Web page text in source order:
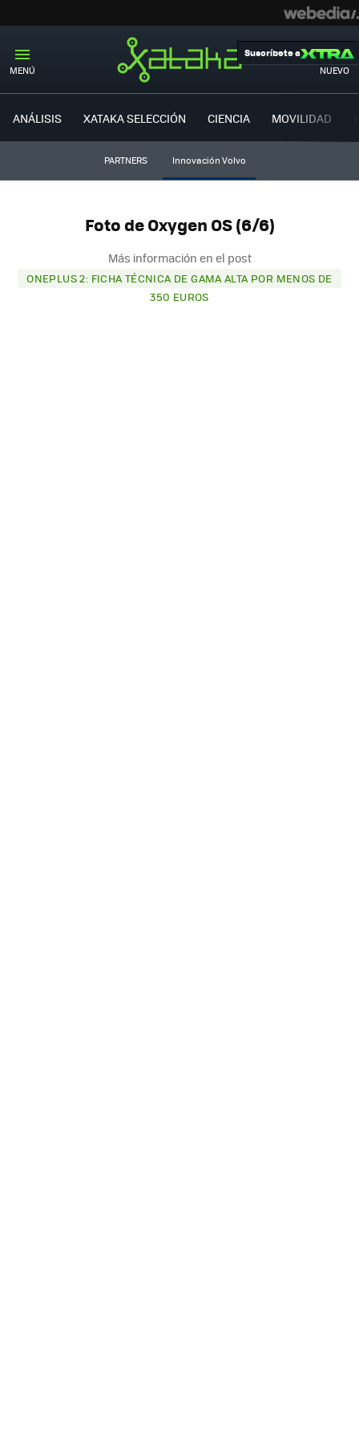
MENÚ NUEVO
Suscríbete a
ANÁLISIS XATAKA SELECCIÓN CIENCIA MOVILIDAD
PARTNERS Innovación Volvo
Foto de Oxygen OS (6/6)
Más información en el post
ONEPLUS 2: FICHA TÉCNICA DE GAMA ALTA POR MENOS DE
350 EUROS